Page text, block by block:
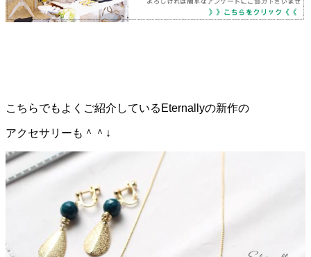
こちらでもよくご紹介しているEternallyの新作の
アクセサリーも＾＾↓